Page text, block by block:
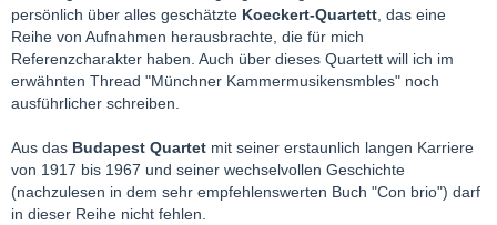
persönlich über alles geschätzte Koeckert-Quartett , das eine
Reihe von Aufnahmen herausbrachte, die für mich
Referenzcharakter haben. Auch über dieses Quartett will ich im
erwähnten Thread "Münchner Kammermusikensmbles" noch
ausführlicher schreiben.
Aus das Budapest Quartet mit seiner erstaunlich langen Karriere
von 1917 bis 1967 und seiner wechselvollen Geschichte
(nachzulesen in dem sehr empfehlenswerten Buch "Con brio") darf
in dieser Reihe nicht fehlen.